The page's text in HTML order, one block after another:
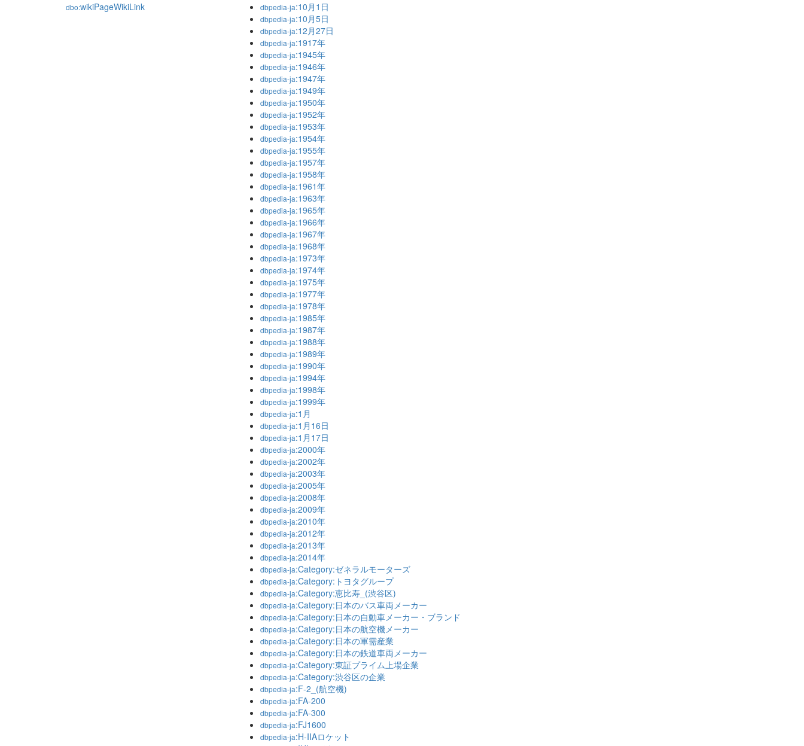
dbo:wikiPageWikiLink dbpedia-ja:10月1日
dbpedia-ja:10月5日
dbpedia-ja:12月27日
dbpedia-ja:1917年
dbpedia-ja:1945年
dbpedia-ja:1946年
dbpedia-ja:1947年
dbpedia-ja:1949年
dbpedia-ja:1950年
dbpedia-ja:1952年
dbpedia-ja:1953年
dbpedia-ja:1954年
dbpedia-ja:1955年
dbpedia-ja:1957年
dbpedia-ja:1958年
dbpedia-ja:1961年
dbpedia-ja:1963年
dbpedia-ja:1965年
dbpedia-ja:1966年
dbpedia-ja:1967年
dbpedia-ja:1968年
dbpedia-ja:1973年
dbpedia-ja:1974年
dbpedia-ja:1975年
dbpedia-ja:1977年
dbpedia-ja:1978年
dbpedia-ja:1985年
dbpedia-ja:1987年
dbpedia-ja:1988年
dbpedia-ja:1989年
dbpedia-ja:1990年
dbpedia-ja:1994年
dbpedia-ja:1998年
dbpedia-ja:1999年
dbpedia-ja:1月
dbpedia-ja:1月16日
dbpedia-ja:1月17日
dbpedia-ja:2000年
dbpedia-ja:2002年
dbpedia-ja:2003年
dbpedia-ja:2005年
dbpedia-ja:2008年
dbpedia-ja:2009年
dbpedia-ja:2010年
dbpedia-ja:2012年
dbpedia-ja:2013年
dbpedia-ja:2014年
dbpedia-ja:Category:ゼネラルモーターズ
dbpedia-ja:Category:トヨタグループ
dbpedia-ja:Category:恵比寿_(渋谷区)
dbpedia-ja:Category:日本のバス車両メーカー
dbpedia-ja:Category:日本の自動車メーカー・ブランド
dbpedia-ja:Category:日本の航空機メーカー
dbpedia-ja:Category:日本の軍需産業
dbpedia-ja:Category:日本の鉄道車両メーカー
dbpedia-ja:Category:東証プライム上場企業
dbpedia-ja:Category:渋谷区の企業
dbpedia-ja:F-2_(航空機)
dbpedia-ja:FA-200
dbpedia-ja:FA-300
dbpedia-ja:FJ1600
dbpedia-ja:H-IIAロケット